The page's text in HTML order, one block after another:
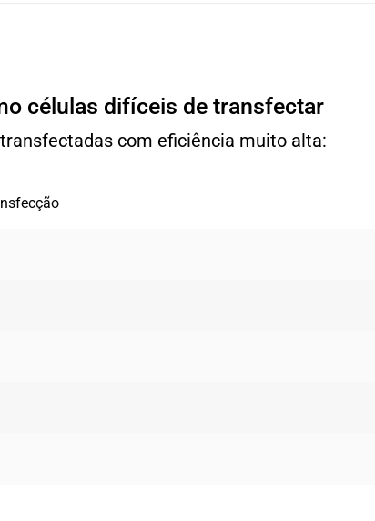
células difíceis de transfectar
com eficiência muito alta: